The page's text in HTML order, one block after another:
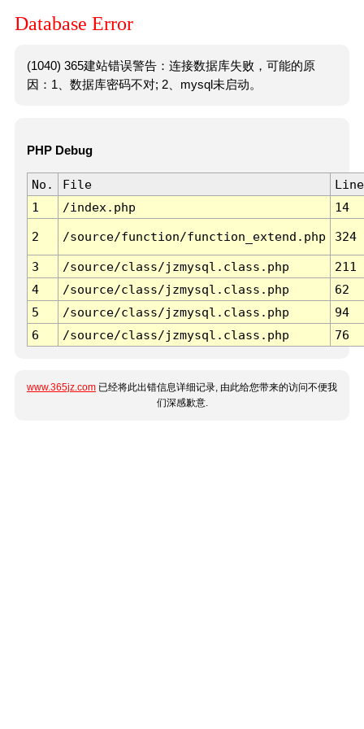
Database Error
(1040) 365建站错误警告：连接数据库失败，可能的原
因：1、数据库密码不对; 2、mysql未启动。
PHP Debug
No. File
Line
1
/index.php 14
2 /source/function/function_extend.php 324
3 /source/class/jzmysql.class.php
211
4
/source/class/jzmysql.class.php
62
5
/source/class/jzmysql.class.php
94
6
/source/class/jzmysql.class.php 76
www.365jz.com 已经将此出错信息详细记录, 由此给您带来的访问不便我
们深感歉意.